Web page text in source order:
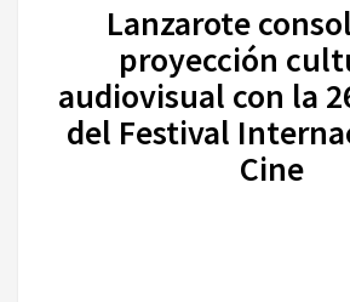
Lanzarote
proyección
audiovisual con la
del Festival
Cine